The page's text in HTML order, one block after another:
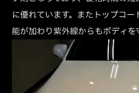
に優れています。またトップコ
能が加わり紫外線からもボディを